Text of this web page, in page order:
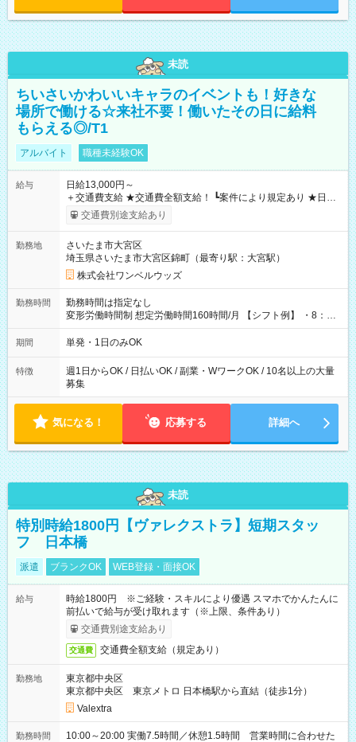
未読
ちいさいかわいいキャラのイベントも！好きな
場所で働ける☆来社不要！働いたその日に給料
もらえる◎/T1
アルバイト 職種未経験OK
給与
日給13,000円～
＋交通費支給 ★交通費全額支給！ ┗案件により規定あり ★日払
いOK！（規定あり） ┗働いたその日に現金GET♪ お仕事後はコ
ンビニATMから 日払い分を引き落とせます！ 【試用期間】試
交通費別途支給あり
勤務地
さいたま市大宮区
埼玉県さいたま市大宮区錦町（最寄り駅：大宮駅）
株式会社ワンベルウッズ
勤務時間
勤務時間は指定なし
変形労働時間制 想定労働時間160時間/月 【シフト例】 ・8：00
～21：00
期間 単発・1日のみOK
特徴
週1日からOK / 日払いOK / 副業・WワークOK / 10名以上の大量
募集
気になる！ 応募する 詳細へ
未読
特別時給1800円【ヴァレクストラ】短期スタッ
フ 日本橋
派遣 ブランクOK WEB登録・面接OK
給与
時給1800円 ※ご経験・スキルにより優遇 スマホでかんたんに
前払いで給与が受け取れます（※上限、条件あり）
交通費別途支給あり
交通費 交通費全額支給（規定あり）
勤務地
東京都中央区
東京都中央区 東京メトロ 日本橋駅から直結（徒歩1分）
Valextra
勤務時間
10:00～20:00 実働7.5時間／休憩1.5時間 営業時間に合わせた